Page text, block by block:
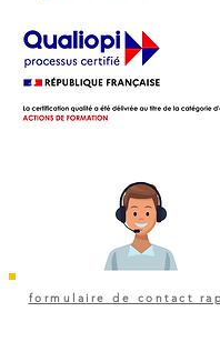
formulaire de contact